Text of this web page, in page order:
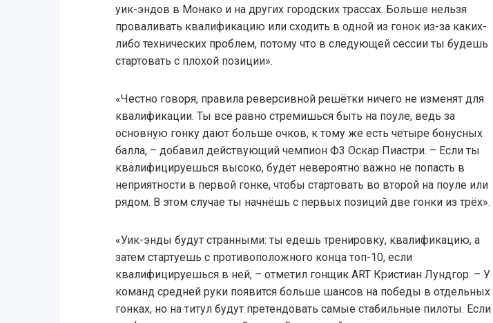
уик-эндов в Монако и на других городских трассах. Больше нельзя
проваливать квалификацию или сходить в одной из гонок из-за каких-
либо технических проблем, потому что в следующей сессии ты будешь
стартовать с плохой позиции».
«Честно говоря, правила реверсивной решётки ничего не изменят для
квалификации. Ты всё равно стремишься быть на поуле, ведь за
основную гонку дают больше очков, к тому же есть четыре бонусных
балла, – добавил действующий чемпион Ф3 Оскар Пиастри. – Если ты
квалифицируешься высоко, будет невероятно важно не попасть в
неприятности в первой гонке, чтобы стартовать во второй на поуле или
рядом. В этом случае ты начнёшь с первых позиций две гонки из трёх».
«Уик-энды будут странными: ты едешь тренировку, квалификацию, а
затем стартуешь с противоположного конца топ-10, если
квалифицируешься в ней, – отметил гонщик ART Кристиан Лундгор. – У
команд средней руки появится больше шансов на победы в отдельных
гонках, но на титул будут претендовать самые стабильные пилоты. Если